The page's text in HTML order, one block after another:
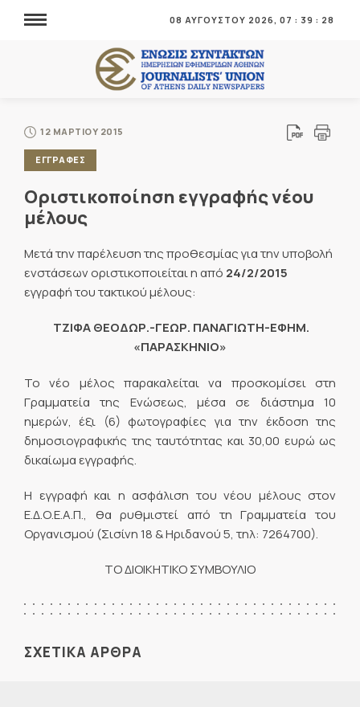
08 ΑΥΓΟΥΣΤΟΥ 2026, 07 : 39 : 29
12 ΜΑΡΤΙΟΥ 2015
ΕΓΓΡΑΦΕΣ
Οριστικοποίηση εγγραφής νέου
μέλους
Μετά την παρέλευση της προθεσμίας για την υποβολή
ενστάσεων οριστικοποιείται η από 24/2/2015
εγγραφή του τακτικού μέλους:
ΤΖΙΦΑ ΘΕΟΔΩΡ.-ΓΕΩΡ. ΠΑΝΑΓΙΩΤΗ-ΕΦΗΜ.
«ΠΑΡΑΣΚΗΝΙΟ»
Το νέο μέλος παρακαλείται να προσκομίσει στη
Γραμματεία της Ενώσεως, μέσα σε διάστημα 10
ημερών, έξι (6) φωτογραφίες για την έκδοση της
δημοσιογραφικής της ταυτότητας και 30,00 ευρώ ως
δικαίωμα εγγραφής.
Η εγγραφή και η ασφάλιση του νέου μέλους στον
Ε.Δ.Ο.Ε.Α.Π., θα ρυθμιστεί από τη Γραμματεία του
Οργανισμού (Σισίνη 18 & Ηριδανού 5, τηλ: 7264700).
ΤΟ ΔΙΟΙΚΗΤΙΚΟ ΣΥΜΒΟΥΛΙΟ
ΣΧΕΤΙΚΑ ΑΡΘΡΑ